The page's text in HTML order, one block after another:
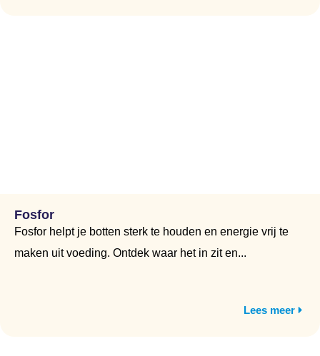
Fosfor
Fosfor helpt je botten sterk te houden en energie vrij te
maken uit voeding. Ontdek waar het in zit en...
Lees meer